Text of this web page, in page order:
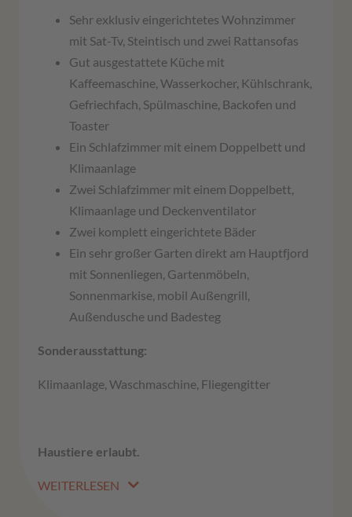
Sehr exklusiv eingerichtetes Wohnzimmer
mit Sat-Tv, Steintisch und zwei Rattansofas
Gut ausgestattete Küche mit
Kaffeemaschine, Wasserkocher, Kühlschrank,
Gefriechfach, Spülmaschine, Backofen und
Toaster
Ein Schlafzimmer mit einem Doppelbett und
Klimaanlage
Zwei Schlafzimmer mit einem Doppelbett,
Klimaanlage und Deckenventilator
Zwei komplett eingerichtete Bäder
Ein sehr großer Garten direkt am Hauptfjord
mit Sonnenliegen, Gartenmöbeln,
Sonnenmarkise, mobil Außengrill,
Außendusche und Badesteg
Sonderausstattung:
Klimaanlage, Waschmaschine, Fliegengitter
Haustiere erlaubt.
WEITERLESEN